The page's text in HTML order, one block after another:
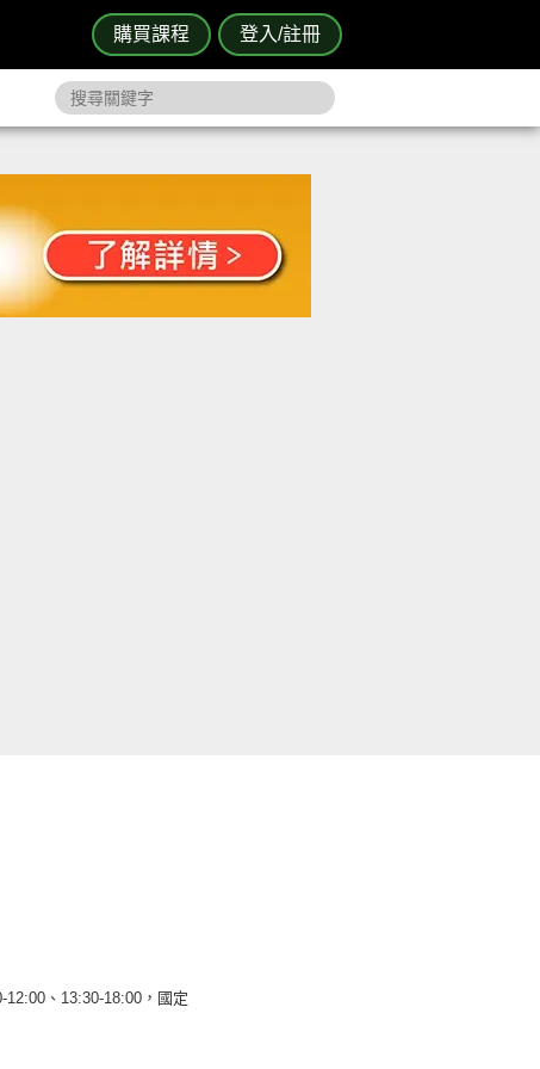
購買課程 登入/註冊
12:00、13:30-18:00，國定